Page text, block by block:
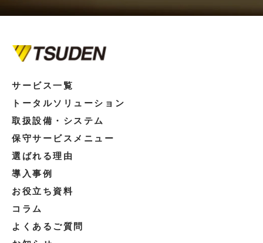
サービス一覧
トータルソリューション
取扱設備・システム
保守サービスメニュー
選ばれる理由
導入事例
お役立ち資料
コラム
よくあるご質問